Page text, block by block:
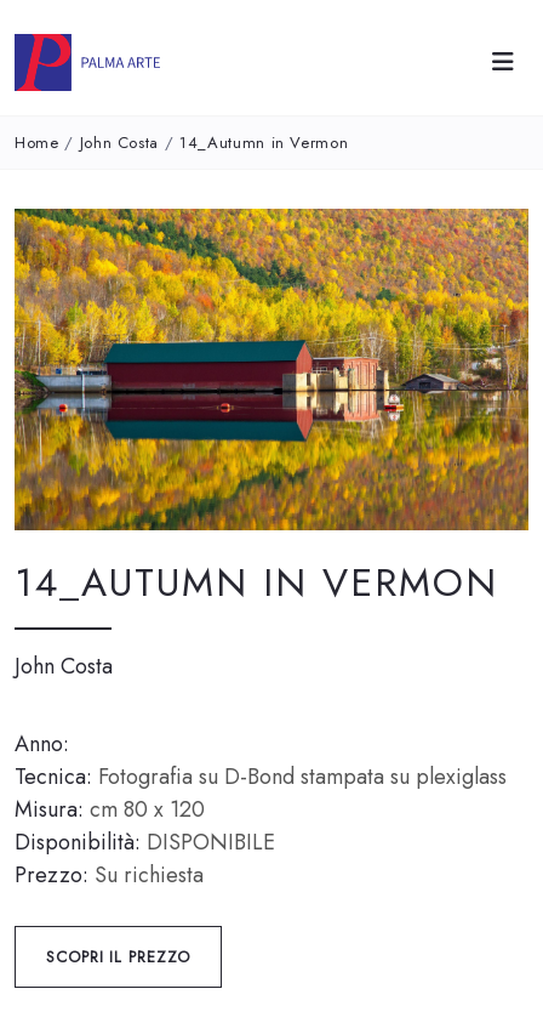
Home / John Costa / 14_Autumn in Vermon
14_AUTUMN IN VERMON
John Costa
Anno:
Tecnica: Fotografia su D-Bond stampata su plexiglass
Misura: cm 80 x 120
Disponibilità: DISPONIBILE
Prezzo: Su richiesta
SCOPRI IL PREZZO